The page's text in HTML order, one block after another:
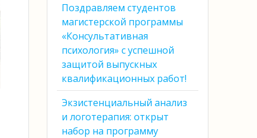
Поздравляем студентов
магистерской программы
«Консультативная
психология» с успешной
защитой выпускных
квалификационных работ!
Экзистенциальный анализ
и логотерапия: открыт
набор на программу